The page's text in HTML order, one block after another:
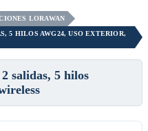
LORAWAN
5 HILOS AWG24, USO EXTERIOR,
salidas, 5 hilos